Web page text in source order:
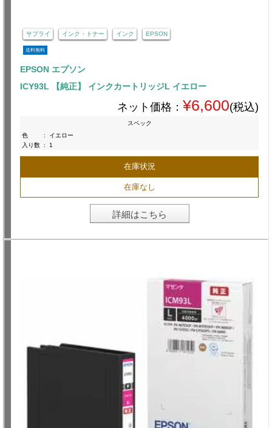
サプライ インク・トナー インク EPSON
送料無料
EPSON エプソン
ICY93L 【純正】 インクカートリッジL イエロー
ネット価格： ¥6,600(税込)
スペック
色
:
イエロー
入り数 : 1
在庫状況
在庫なし
詳細はこちら